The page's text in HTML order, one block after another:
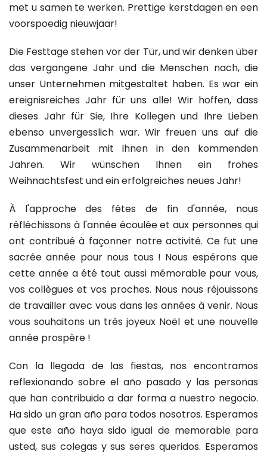
met u samen te werken. Prettige kerstdagen en een
voorspoedig nieuwjaar!
Die Festtage stehen vor der Tür, und wir denken über
das vergangene Jahr und die Menschen nach, die
unser Unternehmen mitgestaltet haben. Es war ein
ereignisreiches Jahr für uns alle! Wir hoffen, dass
dieses Jahr für Sie, Ihre Kollegen und Ihre Lieben
ebenso unvergesslich war. Wir freuen uns auf die
Zusammenarbeit mit Ihnen in den kommenden
Jahren. Wir wünschen Ihnen ein frohes
Weihnachtsfest und ein erfolgreiches neues Jahr!
À l'approche des fêtes de fin d'année, nous
réfléchissons à l'année écoulée et aux personnes qui
ont contribué à façonner notre activité. Ce fut une
sacrée année pour nous tous ! Nous espérons que
cette année a été tout aussi mémorable pour vous,
vos collègues et vos proches. Nous nous réjouissons
de travailler avec vous dans les années à venir. Nous
vous souhaitons un très joyeux Noël et une nouvelle
année prospère !
Con la llegada de las fiestas, nos encontramos
reflexionando sobre el año pasado y las personas
que han contribuido a dar forma a nuestro negocio.
Ha sido un gran año para todos nosotros. Esperamos
que este año haya sido igual de memorable para
usted, sus colegas y sus seres queridos. Esperamos